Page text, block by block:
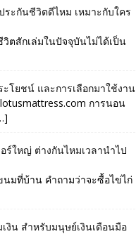
ะกันชีวิตดีไหม เหมาะกับใคร
ตสักเล่มในปัจจุบันไม่ได้เป็น
ะโยชน์ และการเลือกมาใช้งาน
การนอน
ร์ใหญ่ ต่างกันไหมเวลานำไป
มที่บ้าน คำถามว่าจะซื้อไข่ไก่
งิน สำหรับมนุษย์เงินเดือนมือ